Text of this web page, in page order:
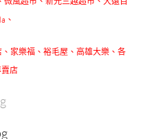
、
家樂福、裕毛屋、高雄大樂、各
店